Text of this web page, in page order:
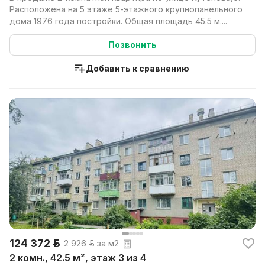
Расположена на 5 этаже 5-этажного крупнопанельного
дома 1976 года постройки. Общая площадь 45.5 м....
Позвонить
Добавить к сравнению
124 372 р. 2 926 р. за м2
2 комн., 42.5 м², этаж 3 из 4